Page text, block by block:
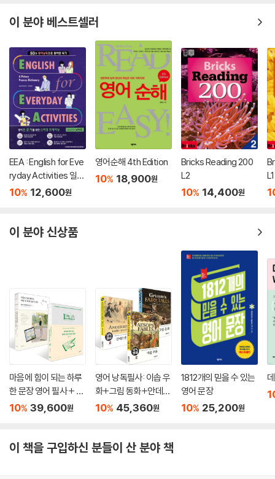
이 분야 베스트셀러
EEA : English for Eve
ryday Activities 일상
표현 낭독편
10% 12,600원
영어순해 4th Edition
10% 18,900원
Bricks Reading 200
L2
10% 14,400원
L1
이 분야 신상품
마음에 힘이 되는 하루
한 문장 영어 필사 + 마
음이 단단해지는 하루
10% 39,600원
영어 낭독필사: 이솝 우
화+그림 동화+안데르
센 동화 세트
10% 45,360원
1812개의 믿을 수 있는
영어 문장
10% 25,200원
이 책을 구입하신 분들이 산 분야 책